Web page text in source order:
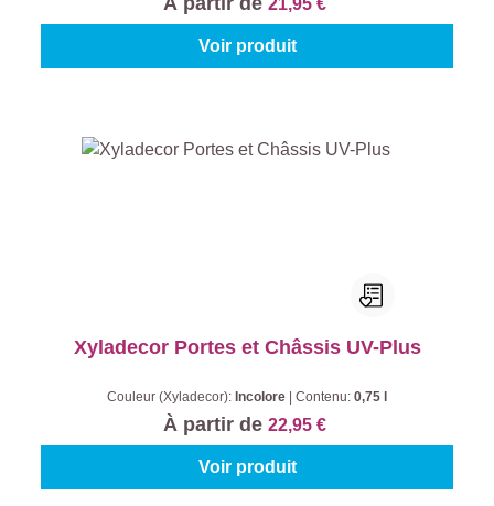
21,95 €
Voir produit
Xyladecor Portes et Châssis UV-Plus
Couleur (Xyladecor): Incolore Contenu: 0,75 l
À partir de 22,95 €
Voir produit